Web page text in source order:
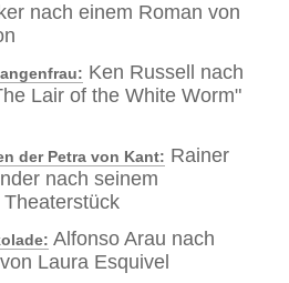
nach einem Roman von
Ken Russell nach
Lair of the White Worm"
der Petra von Kant: Rainer
nach seinem
Alfonso Arau nach
Laura Esquivel